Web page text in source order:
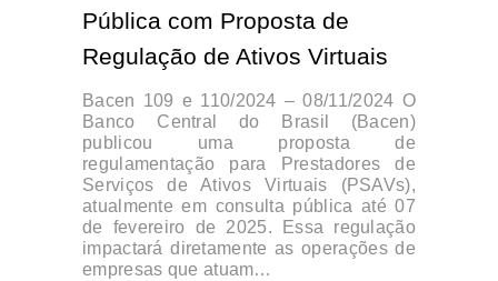
Pública com Proposta de
Regulação de Ativos Virtuais
Bacen 109 e 110/2024 – 08/11/2024 O
Banco Central do Brasil (Bacen)
publicou uma proposta de
regulamentação para Prestadores de
Serviços de Ativos Virtuais (PSAVs),
atualmente em consulta pública até 07
de fevereiro de 2025. Essa regulação
impactará diretamente as operações de
empresas que atuam…